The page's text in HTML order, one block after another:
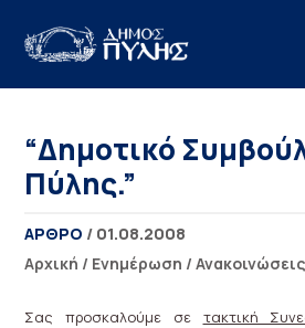
“Δημοτικό
Πύλης.”
ΑΡΘΡΟ / 01.08.2008
Αρχική / Ενημέρωση /Ανακοινώσεις
Σας προσκαλούμε σε τακτική